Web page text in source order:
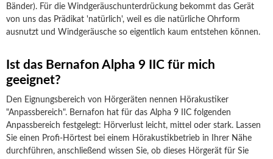
Bänder). Für die Windgeräuschunterdrückung bekommt das Gerät
von uns das Prädikat 'natürlich', weil es die natürliche Ohrform
ausnutzt und Windgeräusche so eigentlich kaum entstehen können.
Ist das Bernafon Alpha 9 IIC für mich
geeignet?
Den Eignungsbereich von Hörgeräten nennen Hörakustiker
"Anpassbereich". Bernafon hat für das Alpha 9 IIC folgenden
Anpassbereich festgelegt: Hörverlust leicht, mittel oder stark. Lassen
Sie einen Profi-Hörtest bei einem Hörakustikbetrieb in Ihrer Nähe
durchführen, anschließend wissen Sie, ob dieses Hörgerät für Sie